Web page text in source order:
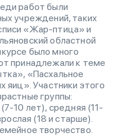
работ были
учреждений, таких
«Жар-птица» и
областной
было много
принадлежали к теме
«Пасхальное
яиц». Участники этого
группы:
10 лет), средняя (11-
(18 и старше).
творчество.